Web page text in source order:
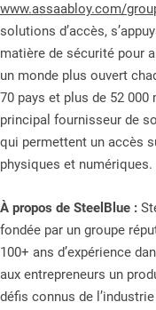
www.assaabloy.com/
solutions d’accès,
matière de sécurité pour
un monde plus ouvert
70 pays et plus de 52 000
principal fournisseur de
qui permettent un accès
physiques et numériques.
À propos de SteelBlue :
fondée par un groupe
100+ ans d’expérience
aux entrepreneurs un
défis connus de